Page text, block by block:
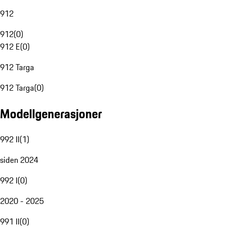
912
912(0)
912 E(0)
912 Targa
912 Targa(0)
Modellgenerasjoner
992 II(1)
siden 2024
992 I(0)
2020 - 2025
991 II(0)